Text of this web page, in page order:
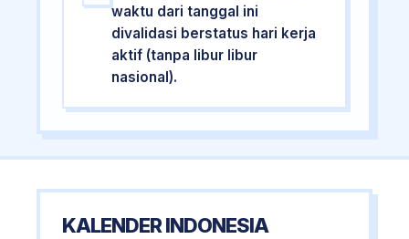
waktu dari tanggal ini
divalidasi berstatus hari kerja
aktif (tanpa libur libur
nasional).
KALENDER INDONESIA